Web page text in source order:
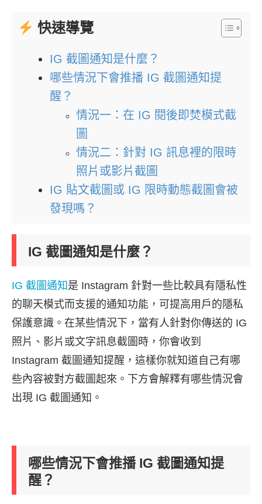
快速導覽
IG 截圖通知是什麼？
哪些情況下會推播 IG 截圖通知提
醒？
情況一：在 IG 閱後即焚模式截
圖
情況二：針對 IG 訊息裡的限時
照片或影片截圖
IG 貼文截圖或 IG 限時動態截圖會被
發現嗎？
IG 截圖通知是什麼？
IG 截圖通知 是 Instagram 針對一些比較具有隱私性
的聊天模式而支援的通知功能，可提高用戶的隱私
保護意識。在某些情況下，當有人針對你傳送的 IG
照片、影片或文字訊息截圖時，你會收到
Instagram 截圖通知提醒，這樣你就知道自己有哪
些內容被對方截圖起來。下方會解釋有哪些情況會
出現 IG 截圖通知。
哪些情況下會推播 IG 截圖通知提
醒？